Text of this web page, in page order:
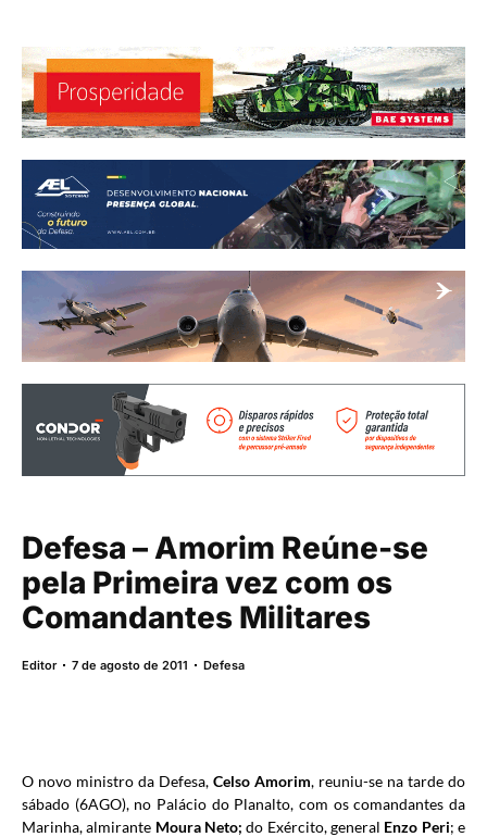
Defesa – Amorim Reúne-se
pela Primeira vez com os
Comandantes Militares
Editor 7 de agosto de 2011 Defesa
O novo ministro da Defesa, Celso Amorim, reuniu-se na tarde do
sábado (6AGO), no Palácio do Planalto, com os comandantes da
Marinha, almirante Moura Neto; do Exército, general Enzo Peri; e